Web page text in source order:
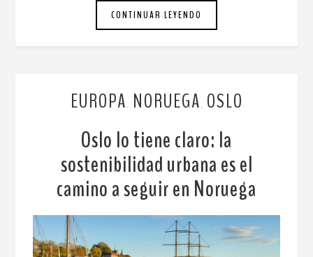
CONTINUAR LEYENDO
EUROPA NORUEGA OSLO
Oslo lo tiene claro: la
sostenibilidad urbana es el
camino a seguir en Noruega